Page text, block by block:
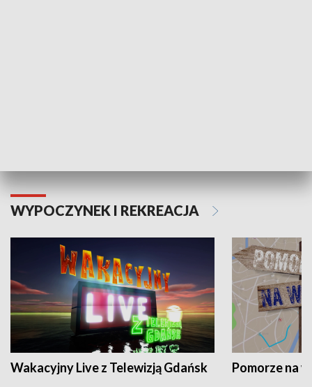
WYPOCZYNEK I REKREACJA
Wakacyjny Live z Telewizją Gdańsk Pomorze na